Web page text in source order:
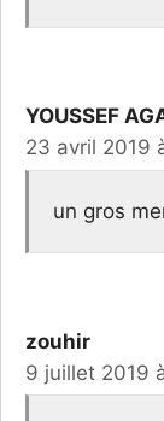
YOUSSEF
23 avril 2019
un gros
zouhir
9 juillet 2019